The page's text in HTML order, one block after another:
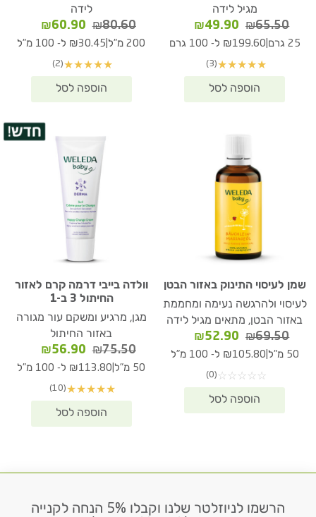
מגיל לידה
₪65.50
המחיר
המקורי
₪65.50.
₪49.90
המחיר
הנוכחי
25 גרם ₪199.60 ל- 100 גרם
★
★
★
★
★
(3)
לידה
₪80.60
המחיר
המקורי
₪80.60.
₪60.90
הנוכחי
200 מ"ל ₪30.45 ל- 100 מ"ל
★
★
★
★
★
(2)
שמן לעיסוי התינוק באזור הבטן
לעיסוי ולהרגשה נעימה ומחממת
באזור הבטן, מתאים מגיל לידה
₪69.50
המחיר
המקורי
₪69.50.
₪52.90
המחיר
הנוכחי
50 מ"ל ₪105.80 ל- 100 מ"ל
☆
☆
☆
☆
☆
(0)
וולדה בייבי דרמה קרם לאזור
החיתול 3 ב-1
מגן, מרגיע ומשקם עור מגורה
באזור החיתול
₪75.50
המחיר
המקורי
₪75.50.
₪56.90
הנוכחי
50 מ"ל ₪113.80 ל- 100 מ"ל
★
★
★
★
★
(10)
הרשמו לניוזלטר שלנו וקבלו 5% הנחה לקנייה
דוא׳׳ל